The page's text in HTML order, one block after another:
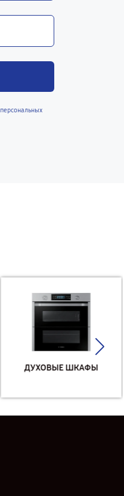
персональных
ДУХОВЫЕ ШКАФЫ